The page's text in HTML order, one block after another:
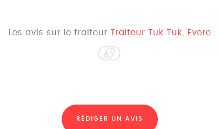
Les avis sur le traiteur Traiteur Tuk Tuk, Evere
RÉDIGER UN AVIS